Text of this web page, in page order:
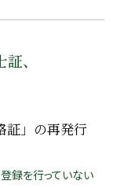
、
証」の再発行
録を行っていない